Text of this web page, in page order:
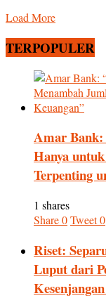
Load More
TERPOPULER
Amar Bank:
Hanya
Terpenting
1 shares
Share0Tweet0
Riset:
Luput dari